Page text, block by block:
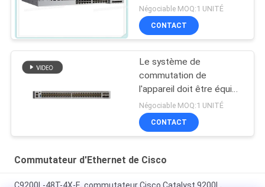
réseau de commutateur
du port PoE+
Négociable MOQ:1 UNITÉ
CONTACT
Le système de
commutation de
l'appareil doit être équipé
d'un système de
commutation de
l'appareil qui est équipé
commutation de
Négociable MOQ:1 UNITÉ
CONTACT
Commutateur d'Ethernet de Cisco
C9200L-48T-4X-E, commutateur Cisco Catalyst 9200L,